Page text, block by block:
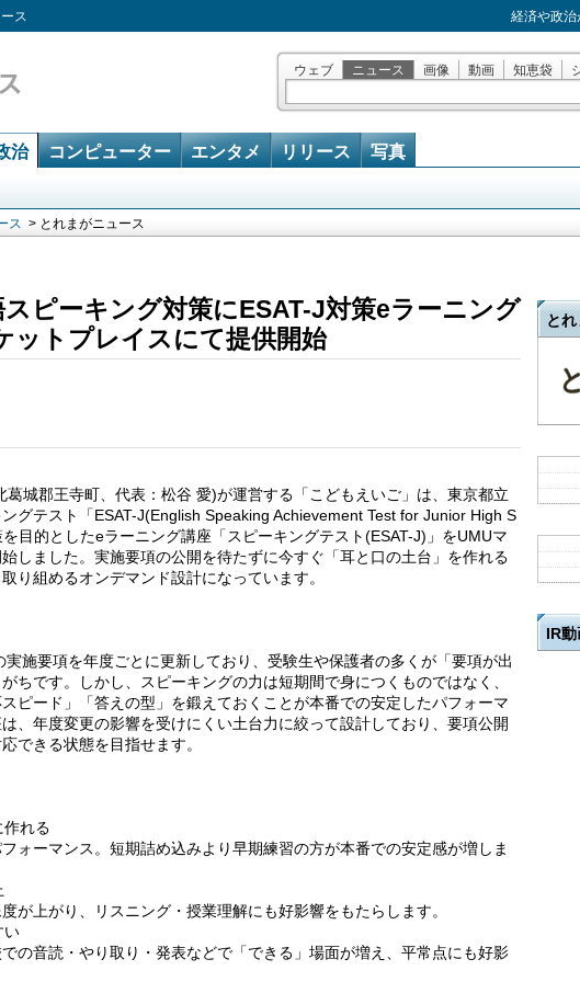
ス 経済や政
ウェブ ニュース 画像 動画 知恵袋
治 コンピューター エンタメ リリース 写真
ス > とれまがニュース
ピーキング対策にESAT-J対策eラーニング
ットプレイスにて提供開始
城郡王寺町、代表：松谷 愛)が運営する「こどもえいご」は、東京都立
グテスト「ESAT-J(English Speaking Achievement Test for Junior High S
目的としたeラーニング講座「スピーキングテスト(ESAT-J)」をUMUマ
しました。実施要項の公開を待たずに今すぐ「耳と口の土台」を作れる
り組めるオンデマンド設計になっています。
実施要項を年度ごとに更新しており、受験生や保護者の多くが「要項が出
ちです。しかし、スピーキングの力は短期間で身につくものではなく、
ピード」「答えの型」を鍛えておくことが本番での安定したパフォーマ
、年度変更の影響を受けにくい土台力に絞って設計しており、要項公開
できる状態を目指せます。
作れる
ォーマンス。短期詰め込みより早期練習の方が本番での安定感が増しま
が上がり、リスニング・授業理解にも好影響をもたらします。
い
の音読・やり取り・発表などで「できる」場面が増え、平常点にも好影
とれ
IR動